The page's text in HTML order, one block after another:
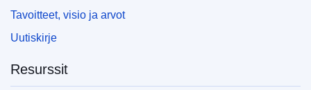
Tavoitteet, visio ja arvot
Uutiskirje
Resurssit